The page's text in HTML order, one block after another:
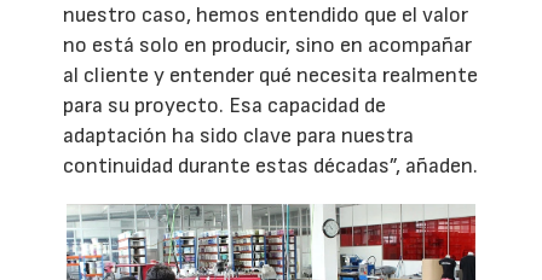
nuestro caso, hemos entendido que el valor
no está solo en producir, sino en acompañar
al cliente y entender qué necesita realmente
para su proyecto. Esa capacidad de
adaptación ha sido clave para nuestra
continuidad durante estas décadas”, añaden.